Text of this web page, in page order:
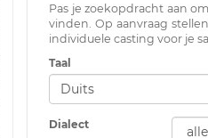
Pas je zoekopdracht aan
vinden. Op aanvraag
individuele casting voor je
Taal
Dialect